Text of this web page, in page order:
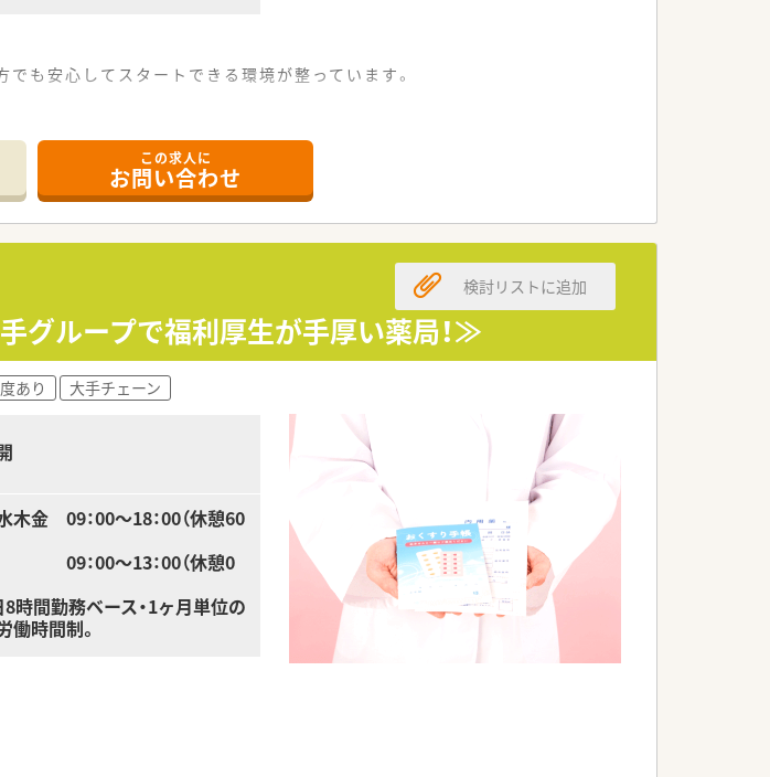
も安心してスタートできる環境が整っています。
め日々の通勤も非常に快適な調剤薬局です。
を1日に約20枚から30枚ほど応需しています。
は本来の服薬指導や監査業務に専念できます。
対して丁寧かつ正確な服薬指導を行っていただきます。
、効率よく安全な監査業務を実施していただきます。
置されているため、スムーズなピッキングが可能です。
お休みが取れる環境で長く働き続けたいとお考えの方です。
識やスキルをさらに向上させたいと望んでいる方です。
に所属し、安心してキャリアを築いていきたい方です。
この求人に
お問い合わせ
グループで福利厚生が手厚い薬局！≫
検討リストに追加
あり 大手チェーン
木金 09：00～18：00（休憩60
：00～13：00（休憩0
時間勤務ベース・1ヶ月単位の
働時間制。